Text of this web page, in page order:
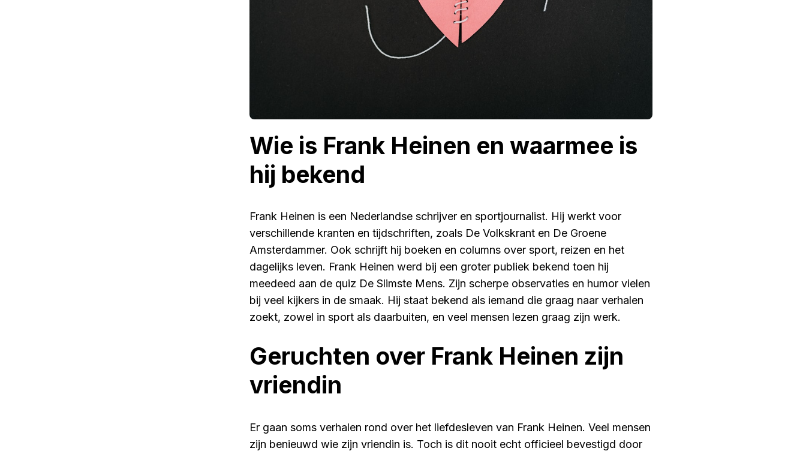
Wie is Frank Heinen en waarmee is
hij bekend
Frank Heinen is een Nederlandse schrijver en sportjournalist. Hij werkt voor
verschillende kranten en tijdschriften, zoals De Volkskrant en De Groene
Amsterdammer. Ook schrijft hij boeken en columns over sport, reizen en het
dagelijks leven. Frank Heinen werd bij een groter publiek bekend toen hij
meedeed aan de quiz De Slimste Mens. Zijn scherpe observaties en humor vielen
bij veel kijkers in de smaak. Hij staat bekend als iemand die graag naar verhalen
zoekt, zowel in sport als daarbuiten, en veel mensen lezen graag zijn werk.
Geruchten over Frank Heinen zijn
vriendin
Er gaan soms verhalen rond over het liefdesleven van Frank Heinen. Veel mensen
zijn benieuwd wie zijn vriendin is. Toch is dit nooit echt officieel bevestigd door